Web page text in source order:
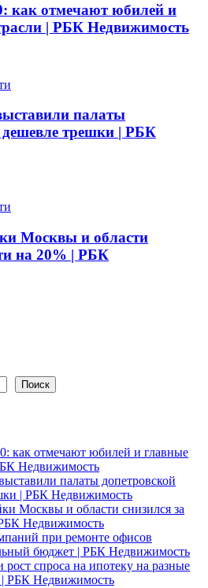
как отмечают юбилей и
| РБК Недвижимость
палаты
дешевле трешки | РБК
Москвы и области
на 20% | РБК
Поиск
как отмечают юбилей и главные
Недвижимость
палаты допетровской
| РБК Недвижимость
Москвы и области снизился за
Недвижимость
при ремонте офисов
бюджет | РБК Недвижимость
спроса на ипотеку на разные
РБК Недвижимость